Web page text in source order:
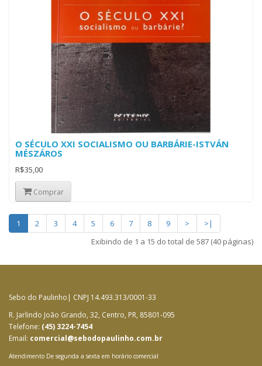
O SÉCULO XXI SOCIALISMO OU BARBÁRIE-ISTVÁN
MÉSZÁROS
R$35,00
Comprar
1 2 3 4 5 6 7 8 9 >
>|
Exibindo de 1 a 15 do total de 587 (40 páginas)
Sebo do Paulinho| CNPJ 14.493.313/0001-33
R. Jarlindo João Grando, 32, Centro, PR, 85801-095
Telefone: (45) 3224-7454
Email: comercial@sebodopaulinho.com.br
Atendimento De segunda a sexta em horário comercial